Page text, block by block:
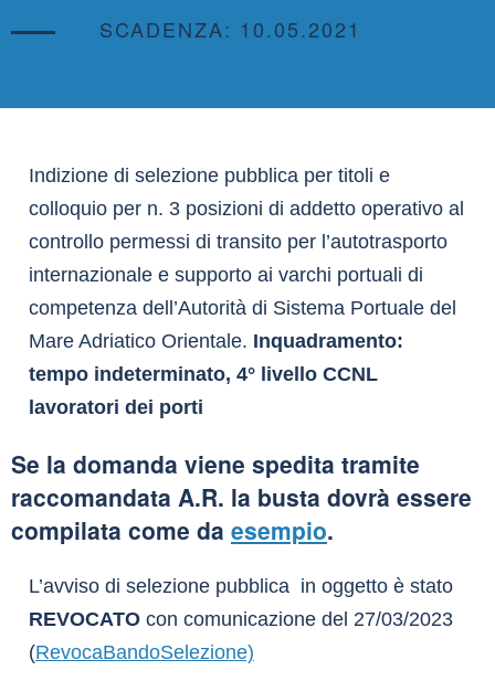
SCADENZA: 10.05.2021
Indizione di selezione pubblica per titoli e
colloquio per n. 3 posizioni di addetto operativo al
controllo permessi di transito per l’autotrasporto
internazionale e supporto ai varchi portuali di
competenza dell’Autorità di Sistema Portuale del
Mare Adriatico Orientale. Inquadramento:
tempo indeterminato, 4° livello CCNL
lavoratori dei porti
Se la domanda viene spedita tramite
raccomandata A.R. la busta dovrà essere
compilata come da esempio.
L’avviso di selezione pubblica in oggetto è stato
REVOCATO con comunicazione del 27/03/2023
(RevocaBandoSelezione)